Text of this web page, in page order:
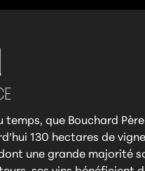
temps, que Bouchard
130 hectares de
une grande majorité